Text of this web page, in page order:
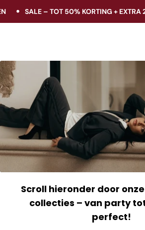
de inhoud
SALE – TOT 50% KORTING + EXTRA
Scroll hieronder door
collecties – van party
perfect!